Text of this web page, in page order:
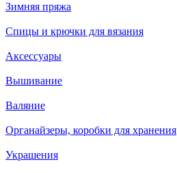
Зимняя пряжа
Спицы и крючки для вязания
Аксессуары
Вышивание
Валяние
Органайзеры, коробки для хранения
Украшения